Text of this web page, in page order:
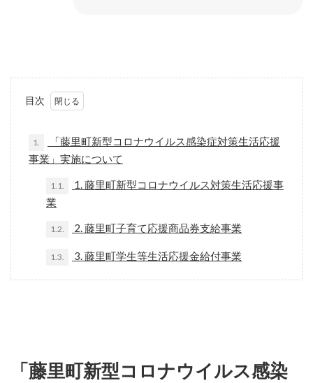
目次
1.
「藤里町新型コロナウイルス感染症対策生活応援
事業」実施について
1.1.
1. 藤里町新型コロナウイルス対策生活応援事
業
1.2. 2. 藤里町子育て応援商品券支給事業
1.3. 3. 藤里町学生等生活応援金給付事業
「藤里町新型コロナウイルス感染